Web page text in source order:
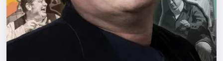
Артисты
Рейтинги